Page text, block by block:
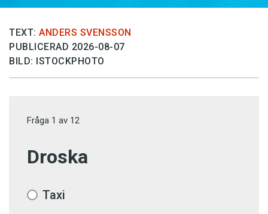
TEXT: ANDERS SVENSSON
PUBLICERAD 2026-08-07
BILD: ISTOCKPHOTO
Fråga 1 av 12
Droska
Taxi